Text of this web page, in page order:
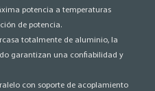
potencia a temperaturas
de potencia.
totalmente de aluminio, la
garantizan una confiabilidad y
con soporte de acoplamiento